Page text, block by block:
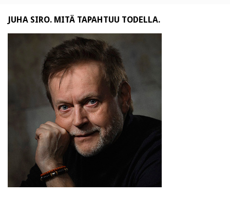
JUHA SIRO. MITÄ TAPAHTUU TODELLA.